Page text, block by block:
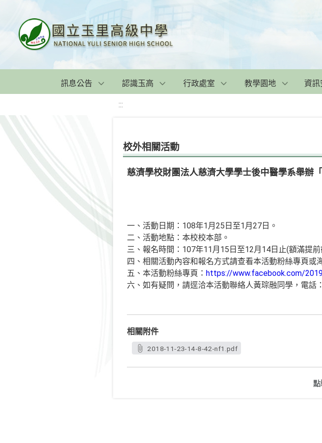
訊息公告 認識玉高 行政處室 教學園地 資訊
:::
校外相關活動
慈濟學校財團法人慈濟大學學士後中醫學系舉辦
一、活動日期：108年1月25日至1月27日。
二、活動地點：本校校本部。
三、報名時間：107年11月15日至12月14日止(額滿提前
四、相關活動內容和報名方式請查看本活動粉絲專頁或
五、本活動粉絲專頁： https://www.facebook.com/
六、如有疑問，請逕洽本活動聯絡人黃琮融同學，電話
相關附件
2018-11-23-14-8-42-nf1.pdf
點